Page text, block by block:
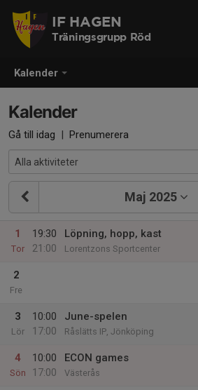
Kalender
IF HAGEN
Träningsgrupp Röd
Kalender
Gå till idag | Prenumerera
Maj 2025
1
Tor
19:30
21:00
Löpning, hopp, kast
Lorentzons Sportcenter
2
Fre
3
Lör
10:00
17:00
June-spelen
Råslätts IP, Jönköping
4
Sön
10:00
17:00
ECON games
Västerås